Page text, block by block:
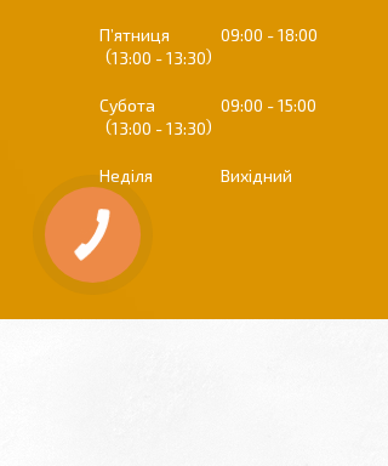
Пʼятниця 09:00
18:00
13:00
13:30
Субота 09:00
15:00
13:00
13:30
Неділя Вихідний